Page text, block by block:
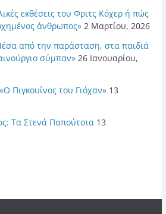
εκθέσεις του Φριτς Κόχερ ή πώς
άνθρωπος» 2 Μαρτίου, 2026
από την παράσταση, στα παιδιά
σύμπαν» 26 Ιανουαρίου,
Πιγκουίνος του Γιόχαν» 13
Τα Στενά Παπούτσια 13